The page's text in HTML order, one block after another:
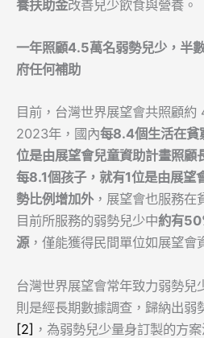
養扶助金改善兒少飲食與營養。
一年照顧4.5萬名弱勢兒少，半
府任何補助
目前，台灣世界展望會共照顧約
2023年，國內每8.4個生活在貧
位是由展望會兒童資助計畫照顧
每8.1個孩子，就有1位是由展望
勢比例增加外，展望會也服務在
目前所服務的弱勢兒少中約有
源，僅能獲得民間單位如展望會
台灣世界展望會常年致力弱勢兒
則是經長期數據調查，歸納出弱
[2] ，為弱勢兒少量身訂製的方